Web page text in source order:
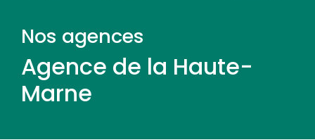
Nos agences
Agence de la Haute-
Marne